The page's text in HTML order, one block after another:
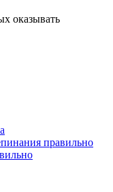
оказывать
правильно